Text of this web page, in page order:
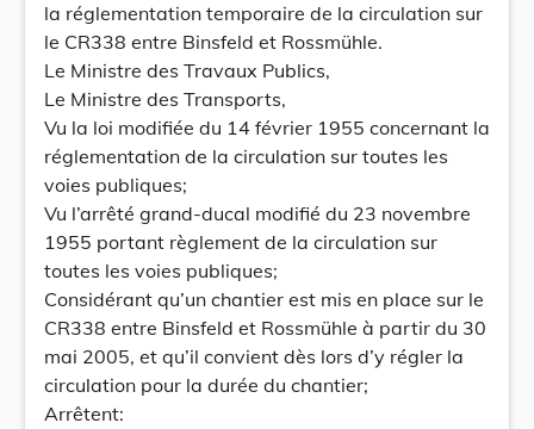
la réglementation temporaire de la circulation sur
le CR338 entre Binsfeld et Rossmühle.
Le Ministre des Travaux Publics,
Le Ministre des Transports,
Vu la loi modifiée du 14 février 1955 concernant la
réglementation de la circulation sur toutes les
voies publiques;
Vu l’arrêté grand-ducal modifié du 23 novembre
1955 portant règlement de la circulation sur
toutes les voies publiques;
Considérant qu’un chantier est mis en place sur le
CR338 entre Binsfeld et Rossmühle à partir du 30
mai 2005, et qu’il convient dès lors d’y régler la
circulation pour la durée du chantier;
Arrêtent: